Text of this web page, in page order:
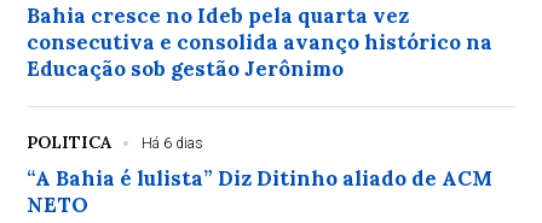
Bahia cresce no Ideb pela quarta vez
consecutiva e consolida avanço histórico na
Educação sob gestão Jerônimo
POLITICA Há 6 dias
“A Bahia é lulista” Diz Ditinho aliado de ACM
NETO